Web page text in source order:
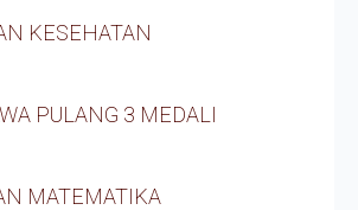
KESEHATAN
PULANG 3 MEDALI
MATEMATIKA